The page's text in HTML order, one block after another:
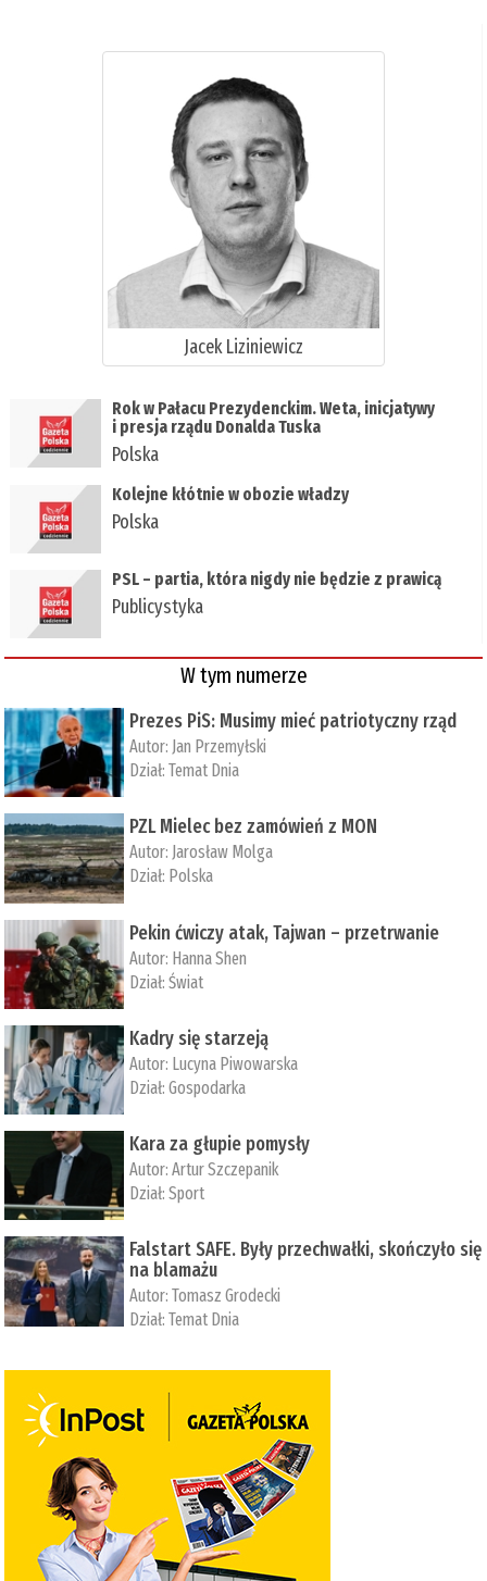
Jacek Liziniewicz
Rok w Pałacu Prezydenckim. Weta, inicjatywy
i presja rządu Donalda Tuska
Polska
Kolejne kłótnie w obozie władzy
Polska
PSL – partia, która nigdy nie będzie z prawicą
Publicystyka
W tym numerze
Prezes PiS: Musimy mieć patriotyczny rząd
Autor: Jan Przemyłski
Dział:Temat Dnia
PZL Mielec bez zamówień z MON
Autor: Jarosław Molga
Dział: Polska
Pekin ćwiczy atak, Tajwan – przetrwanie
Autor: ­Hanna Shen
Dział:Świat
Kadry się starzeją
Autor: Lucyna Piwowarska
Dział:Gospodarka
Kara za głupie pomysły
Autor:Artur Szczepanik
Dział:Sport
Falstart SAFE. Były przechwałki, skończyło się
na blamażu
Autor:Tomasz Grodecki
Dział:Temat Dnia